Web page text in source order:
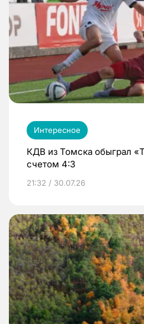
Интересное
КДВ из Томска обыграл
счетом 4:3
21:32 / 30.07.26